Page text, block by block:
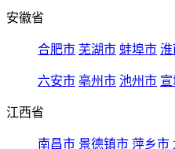
安徽省
合肥市 芜湖市 蚌埠市 淮
六安市 亳州市 池州市
江西省
南昌市 景德镇市 萍乡市